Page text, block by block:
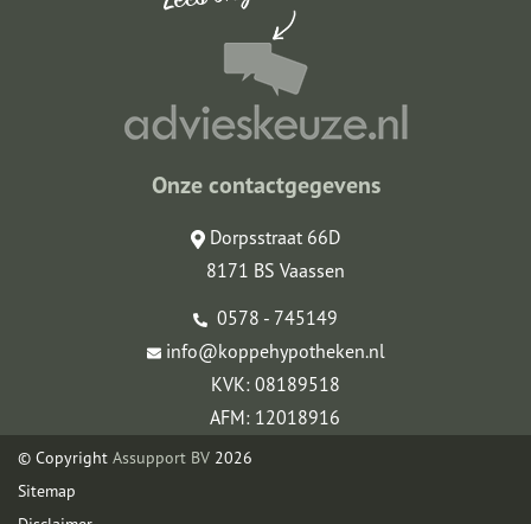
Onze contactgegevens
Dorpsstraat 66D
8171 BS Vaassen
0578 - 745149
info@koppehypotheken.nl
KVK: 08189518
AFM: 12018916
© Copyright Assupport BV 2026
Sitemap